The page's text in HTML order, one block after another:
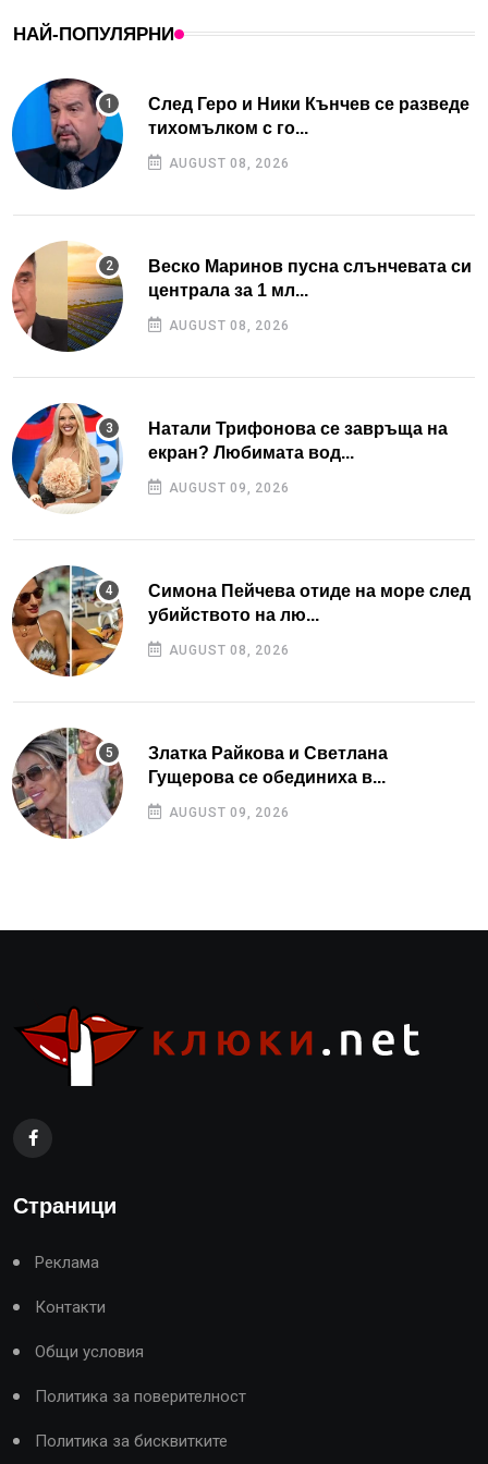
НАЙ-ПОПУЛЯРНИ
След Геро и Ники Кънчев се разведе
тихомълком с го...
AUGUST 08, 2026
Веско Маринов пусна слънчевата си
централа за 1 мл...
AUGUST 08, 2026
Натали Трифонова се завръща на
екран? Любимата вод...
AUGUST 09, 2026
Симона Пейчева отиде на море след
убийството на лю...
AUGUST 08, 2026
Златка Райкова и Светлана
Гущерова се обединиха в...
AUGUST 09, 2026
Страници
Реклама
Контакти
Общи условия
Политика за поверителност
Политика за бисквитките